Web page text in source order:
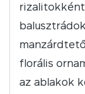
florális
az ablakok